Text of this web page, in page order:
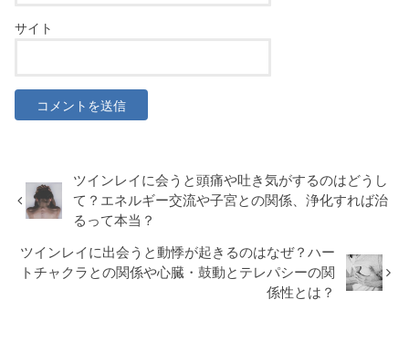
サイト
ツインレイに会うと頭痛や吐き気がするのはどうし
て？エネルギー交流や子宮との関係、浄化すれば治
るって本当？
ツインレイに出会うと動悸が起きるのはなぜ？ハー
トチャクラとの関係や心臓・鼓動とテレパシーの関
係性とは？